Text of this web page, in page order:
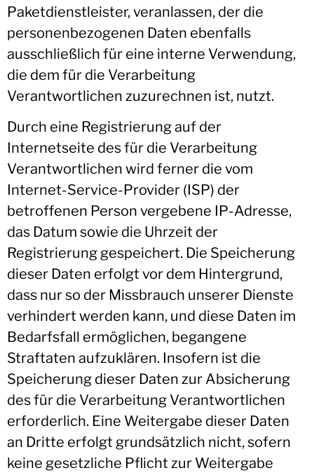
Paketdienstleister, veranlassen, der die
personenbezogenen Daten ebenfalls
ausschließlich für eine interne Verwendung,
die dem für die Verarbeitung
Verantwortlichen zuzurechnen ist, nutzt.
Durch eine Registrierung auf der
Internetseite des für die Verarbeitung
Verantwortlichen wird ferner die vom
Internet-Service-Provider (ISP) der
betroffenen Person vergebene IP-Adresse,
das Datum sowie die Uhrzeit der
Registrierung gespeichert. Die Speicherung
dieser Daten erfolgt vor dem Hintergrund,
dass nur so der Missbrauch unserer Dienste
verhindert werden kann, und diese Daten im
Bedarfsfall ermöglichen, begangene
Straftaten aufzuklären. Insofern ist die
Speicherung dieser Daten zur Absicherung
des für die Verarbeitung Verantwortlichen
erforderlich. Eine Weitergabe dieser Daten
an Dritte erfolgt grundsätzlich nicht, sofern
keine gesetzliche Pflicht zur Weitergabe